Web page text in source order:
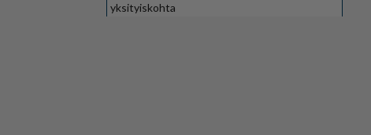
yksityiskohta